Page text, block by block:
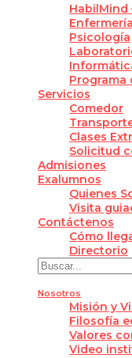
HabilMind
Enfermería
Psicología
Programa
Servicios
Comedor
Clases
Solicitud
Admisiones
Exalumnos
Quienes
Visita
Contáctenos
Cómo
Directorio
Nosotros
Misión y
Filosofía
Valores
Video